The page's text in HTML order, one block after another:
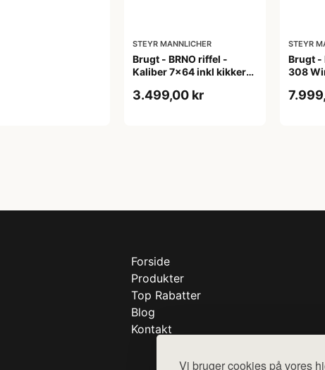
Vi bruger cookies på vores
STEYR MANNLICHER
Brugt - BRNO riffel -
Kaliber 7x64 inkl kikkert
3.499,00 kr
STEYR
Brugt -
308
Forside
Produkter
Top Rabatter
Blog
Kontakt